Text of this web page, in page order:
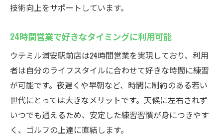
技術向上をサポートしています。
24時間営業で好きなタイミングに利用可能
ウテミル浦安駅前店は24時間営業を実現しており、利用
者は自分のライフスタイルに合わせて好きな時間に練習
が可能です。夜遅くや早朝など、時間に制約のある若い
世代にとっては大きなメリットです。天候に左右されず
いつでも通えるため、安定した練習習慣が身につきやす
く、ゴルフの上達に直結します。